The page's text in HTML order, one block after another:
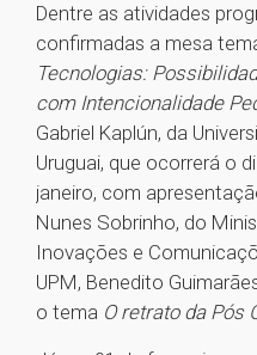
Dentre as atividades
confirmadas a mesa
Tecnologias:
com Intencionalidade
Gabriel Kaplún, da
Uruguai, que ocorrerá o
janeiro, com
Nunes Sobrinho, do
Inovações e
UPM, Benedito
o tema O retrato da Pós